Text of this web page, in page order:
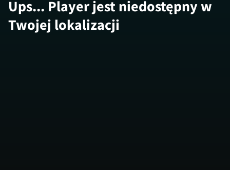
Ups... Player jest niedostępny w
Twojej lokalizacji